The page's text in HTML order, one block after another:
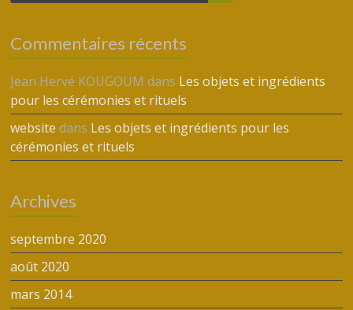
Commentaires récents
Jean Hervé KOUGOUM dans Les objets et ingrédients
pour les cérémonies et rituels
website dans Les objets et ingrédients pour les
cérémonies et rituels
Archives
septembre 2020
août 2020
mars 2014